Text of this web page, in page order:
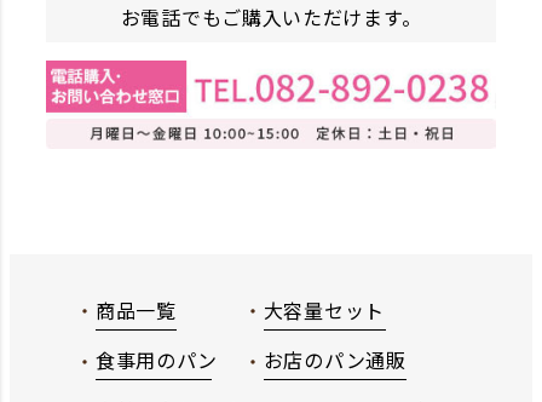
お電話でもご購入いただけます。
商品一覧
食事用のパン
大容量セット
お店のパン通販